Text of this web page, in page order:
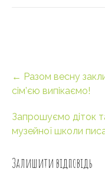
Post
navigation
← Разом весну
сім’єю випікаємо!
Запрошуємо діток
музейної школи
Залишити відповідь